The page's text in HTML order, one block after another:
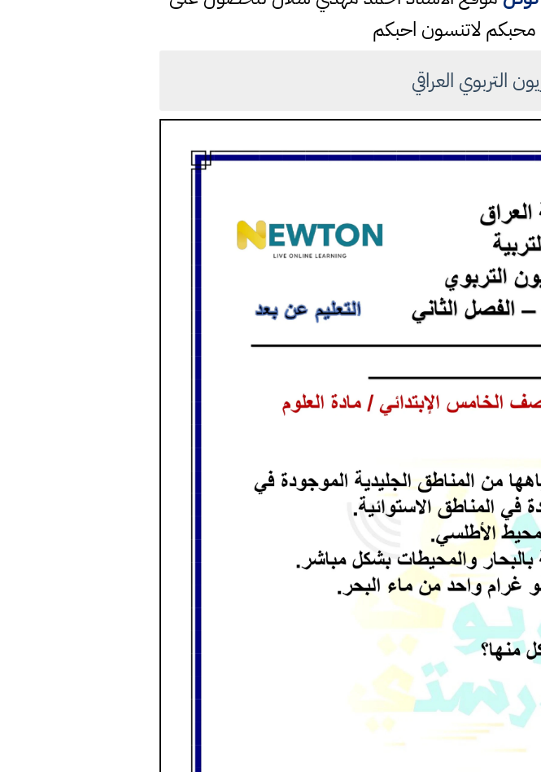
لاتنسون احبكم
التربوي العراقي